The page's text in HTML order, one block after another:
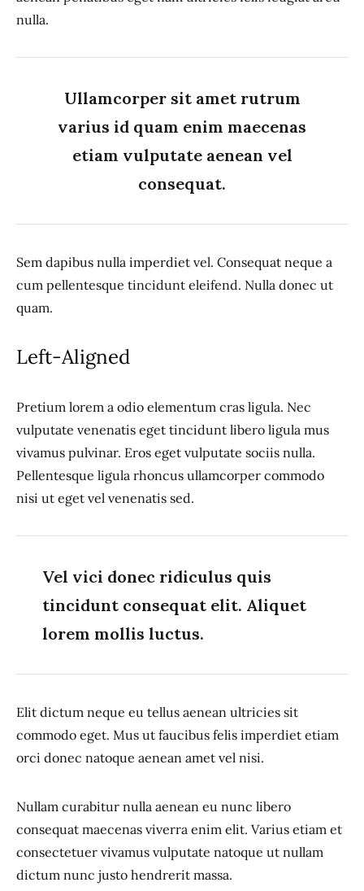
nulla.
Ullamcorper sit amet rutrum
varius id quam enim maecenas
etiam vulputate aenean vel
consequat.
Sem dapibus nulla imperdiet vel. Consequat neque a
cum pellentesque tincidunt eleifend. Nulla donec ut
quam.
Left-Aligned
Pretium lorem a odio elementum cras ligula. Nec
vulputate venenatis eget tincidunt libero ligula mus
vivamus pulvinar. Eros eget vulputate sociis nulla.
Pellentesque ligula rhoncus ullamcorper commodo
nisi ut eget vel venenatis sed.
Vel vici donec ridiculus quis
tincidunt consequat elit. Aliquet
lorem mollis luctus.
Elit dictum neque eu tellus aenean ultricies sit
commodo eget. Mus ut faucibus felis imperdiet etiam
orci donec natoque aenean amet vel nisi.
Nullam curabitur nulla aenean eu nunc libero
consequat maecenas viverra enim elit. Varius etiam et
consectetuer vivamus vulputate natoque ut nullam
dictum nunc justo hendrerit massa.